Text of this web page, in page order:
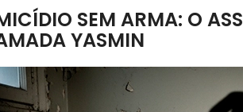
SEM ARMA: O
YASMIN